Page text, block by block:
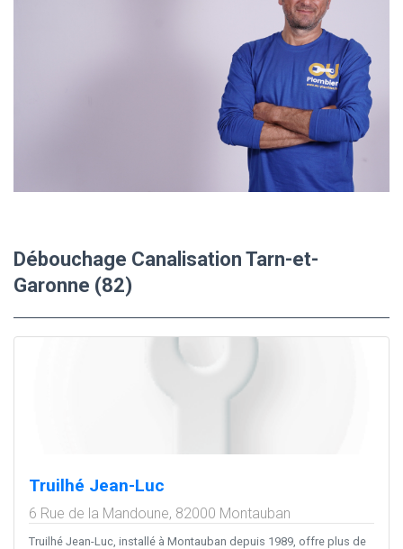
Débouchage Canalisation Tarn-et-
Garonne (82)
Truilhé Jean-Luc
6 Rue de la Mandoune, 82000 Montauban
Truilhé Jean-Luc, installé à Montauban depuis 1989, offre plus de